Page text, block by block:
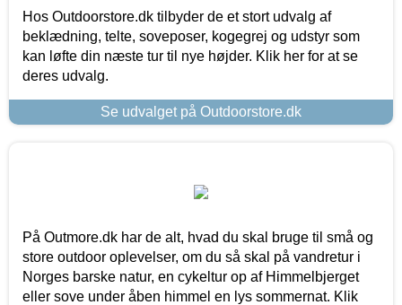
Hos Outdoorstore.dk tilbyder de et stort udvalg af
beklædning, telte, soveposer, kogegrej og udstyr som
kan løfte din næste tur til nye højder. Klik her for at se
deres udvalg.
Se udvalget på Outdoorstore.dk
På Outmore.dk har de alt, hvad du skal bruge til små og
store outdoor oplevelser, om du så skal på vandretur i
Norges barske natur, en cykeltur op af Himmelbjerget
eller sove under åben himmel en lys sommernat. Klik